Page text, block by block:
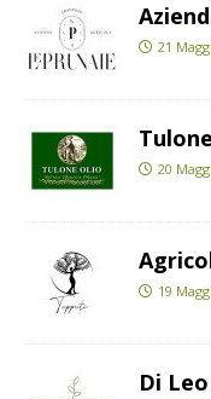
21
20
19
Di